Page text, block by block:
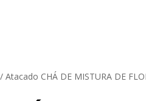
/ Atacado CHÁ DE MISTURA DE